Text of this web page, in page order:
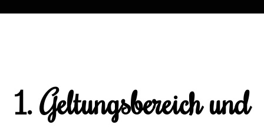
1. Geltungsbereich und